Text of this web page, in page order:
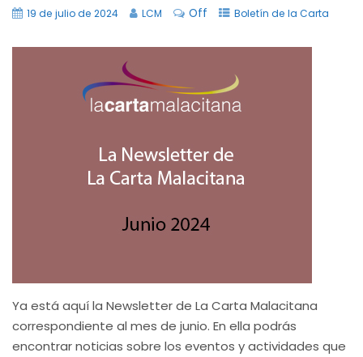
19 de julio de 2024 LCM Off Boletín de la Carta
Ya está aquí la Newsletter de La Carta Malacitana
correspondiente al mes de junio. En ella podrás
encontrar noticias sobre los eventos y actividades que